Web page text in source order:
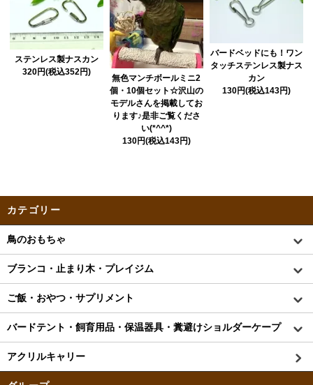
ステンレス製ナスカン
320円(税込352円)
無色マンチボールミニ2
個・10個セット☆沢山の
モデルさんを掲載してお
ります♪是非ご覧くださ
い(*^^*)
130円(税込143円)
バードベッドにも！ワン
タッチステンレス製ナス
カン
130円(税込143円)
カテゴリー
鳥のおもちゃ
ブランコ・止まり木・プレイジム
ご飯・おやつ・サプリメント
バードテント・飼育用品・保温器具・糞避けショルダーケープ
アクリルキャリー